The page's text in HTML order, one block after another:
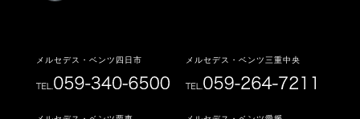
メルセデス・ベンツ四日市 メルセデス・ベンツ三重中央